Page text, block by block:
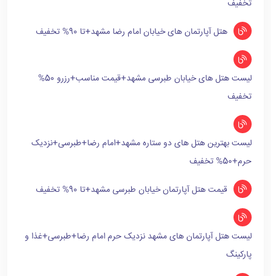
تخفیف
هتل آپارتمان های خیابان امام رضا مشهد+تا 90% تخفیف
لیست هتل های خیابان طبرسی مشهد+قیمت مناسب+رزرو 50%
تخفیف
لیست بهترین هتل های دو ستاره مشهد+امام رضا+طبرسی+نزدیک
حرم+50% تخفیف
قیمت هتل آپارتمان خیابان طبرسی مشهد+تا 90% تخفیف
لیست هتل آپارتمان های مشهد نزدیک حرم امام رضا+طبرسی+غذا و
پارکینگ